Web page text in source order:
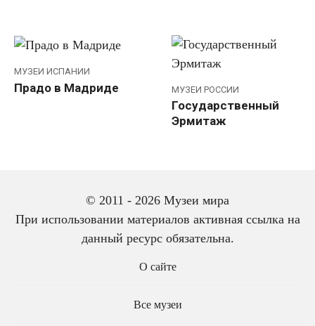
МУЗЕИ ИСПАНИИ
Прадо в Мадриде МУЗЕИ РОССИИ
Государственный
Эрмитаж
2 … 58
© 2011 - 2026 Музеи мира
При использовании материалов активная ссылка на
данный ресурс обязательна.
О сайте
Все музеи